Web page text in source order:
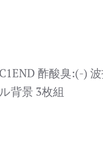
C1END 酢酸臭:(-)
背景 3枚組